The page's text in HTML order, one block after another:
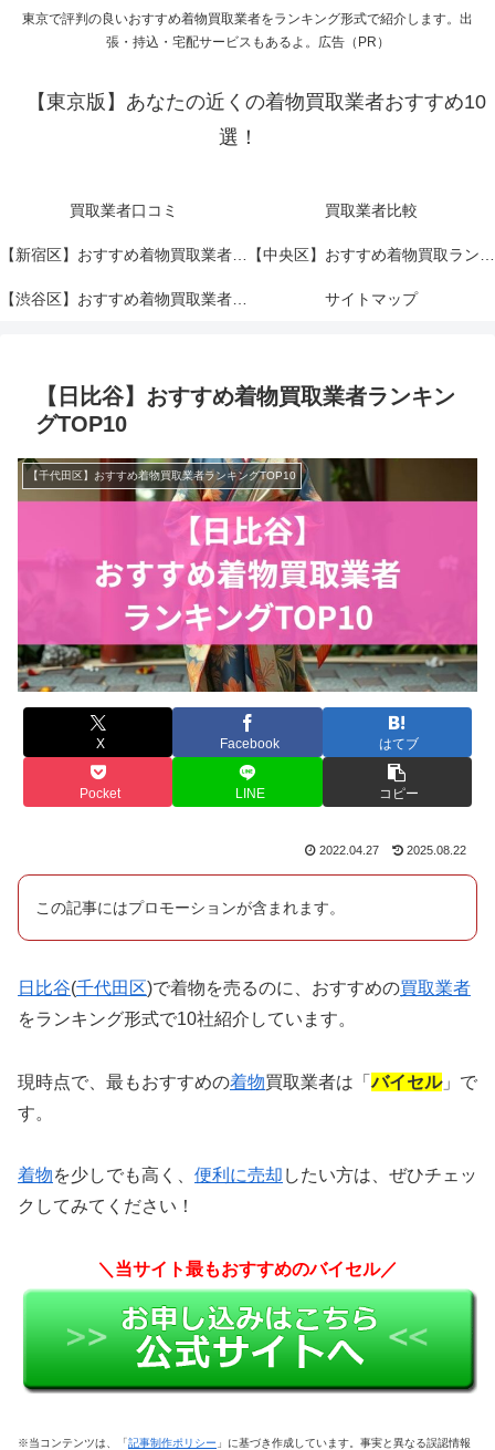
東京で評判の良いおすすめ着物買取業者をランキング形式で紹介します。出
張・持込・宅配サービスもあるよ。広告（PR）
【東京版】あなたの近くの着物買取業者おすすめ10
選！
買取業者口コミ 買取業者比較
【新宿区】おすすめ着物買取業者ランキングTOP10！ 【中央区】おすすめ着物買取ランキングTOP10！
【渋谷区】おすすめ着物買取業者ランキングTOP10！ サイトマップ
【日比谷】おすすめ着物買取業者ランキン
グTOP10
【千代田区】おすすめ着物買取業者ランキングTOP10
X Facebook はてブ
Pocket LINE コピー
2022.04.27 2025.08.22
この記事にはプロモーションが含まれます。
日比谷(千代田区)で着物を売るのに、おすすめの買取業者
をランキング形式で10社紹介しています。
現時点で、最もおすすめの着物買取業者は「バイセル」で
す。
着物を少しでも高く、 便利に売却 したい方は、 ぜひチェッ
クしてみてください！
＼当サイト最もおすすめのバイセル／
※当コンテンツは、「記事制作ポリシー 」に基づき作成しています。事実と異なる誤認情報